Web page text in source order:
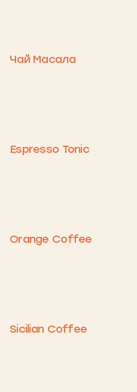
Чай Масала
Espresso Tonic
Orange Coffee
Sicilian Coffee